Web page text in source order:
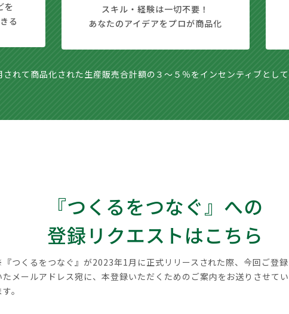
を
る
スキル・経験は一切不要！
あなたのアイデアをプロが商品化
れて商品化された生産販売合計額の３～５％をインセンティブとし
『つくるをつなぐ』への
登録リクエストはこちら
つくるをつなぐ』が2023年1月に正式リリースされた際、今回ご登
たメールアドレス宛に、本登録いただくためのご案内をお送りさせて
。